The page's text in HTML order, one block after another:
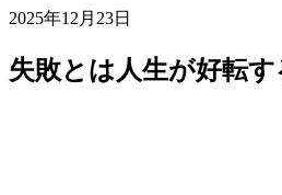
2025年12月23日
失敗とは人生が好転